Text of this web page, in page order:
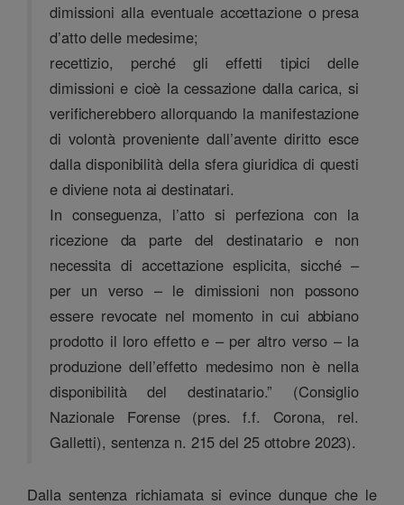
dimissioni alla eventuale accettazione o presa
d’atto delle medesime;
recettizio, perché gli effetti tipici delle
dimissioni e cioè la cessazione dalla carica, si
verificherebbero allorquando la manifestazione
di volontà proveniente dall’avente diritto esce
dalla disponibilità della sfera giuridica di questi
e diviene nota ai destinatari.
In conseguenza, l’atto si perfeziona con la
ricezione da parte del destinatario e non
necessita di accettazione esplicita, sicché –
per un verso – le dimissioni non possono
essere revocate nel momento in cui abbiano
prodotto il loro effetto e – per altro verso – la
produzione dell’effetto medesimo non è nella
disponibilità del destinatario.” (Consiglio
Nazionale Forense (pres. f.f. Corona, rel.
Galletti), sentenza n. 215 del 25 ottobre 2023).
Dalla sentenza richiamata si evince dunque che le